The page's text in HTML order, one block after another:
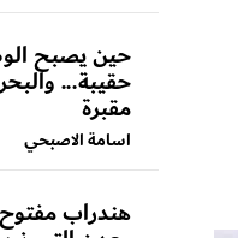
حين يصبح
حقيبة...
مقبرة
اسامة الاصبحي
هندراب